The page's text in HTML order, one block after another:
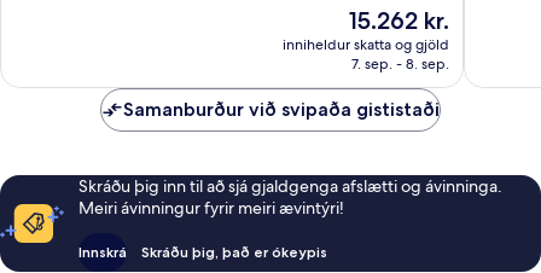
Verðið
er
15.262 kr.
15.262 kr.
inniheldur skatta og gjöld
7. sep. - 8. sep.
Samanburður við svipaða gististaði
Skráðu þig inn til að sjá gjaldgenga afslætti og ávinninga.
Meiri ávinningur fyrir meiri ævintýri!
Innskrá Skráðu þig, það er ókeypis